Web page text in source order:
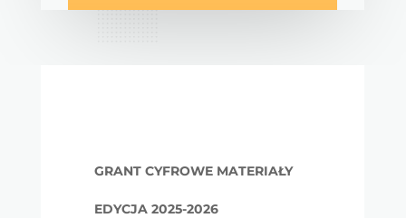
GRANT CYFROWE MATERIAŁY
EDYCJA 2025-2026